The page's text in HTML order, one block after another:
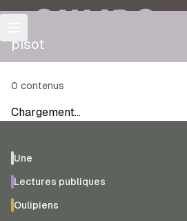
OULIPO
pisot
0 contenus
Chargement…
Une
Lectures publiques
Oulipiens